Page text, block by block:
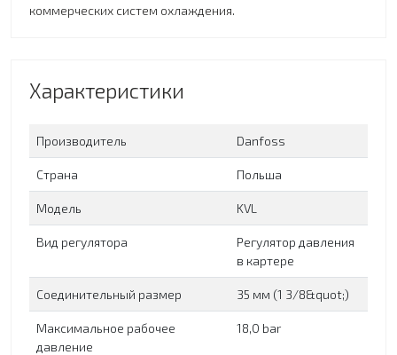
коммерческих систем охлаждения.
Характеристики
Производитель Danfoss
Страна Польша
Модель KVL
Вид регулятора
Регулятор давления
в картере
Соединительный размер 35 мм (1 3/8&quot;)
Максимальное рабочее
давление
18,0 bar